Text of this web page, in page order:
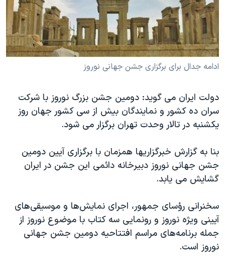
فرهنگ و زندگی
حقوق شهروندی
اقتصادی
علم و فناوری
گالری عکس
آرشیو پخش زنده
مستندها
انتخابات ریاست جمهوری آمریکا ۲۰۲۴
حمله جمهوری اسلامی به اسرائیل
رمز مهسا
اعتراضات زن، زندگی، آزادی
مجموعه مستندهای دادخواهی
دادگاه حمید نوری
چهل سال گروگان‌گیری
اعتراضات مردمی آبان ۹۸
اسرائیل در جنگ
نرگس محمدی برنده جایزه نوبل صلح
دنبال کنید
ادامه جدال برای برگزاری جشن جهانی نوروز
دولت ایران می گوید: دومین جشن بزرگ نوروز با شرکت
سران ده کشور و نمایندگان بیش از سی کشور جهان روز
یکشنبه در تالار وحدت تهران برگزار می شود.
بنا به گزارش خبرگزاریها همزمان با برگزاری آیین دومین
جشن جهانی نوروز دبیرخانه دائمی این جشن در ایران
گشایش می یابد.
سخنرانی رؤسای جمهور، اجرای نمایش‌ها و موسیقی‌های
آیینی ویژه نوروز و رونمایی سه کتاب با موضوع نوروز از
جمله برنامه‌های مراسم افتتاحیه دومین جشن جهانی
نوروز است.